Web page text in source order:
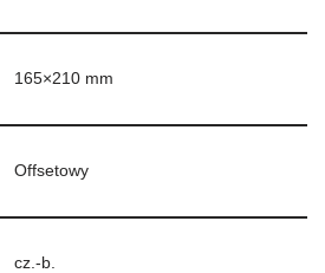
165×210 mm
Offsetowy
cz.-b.